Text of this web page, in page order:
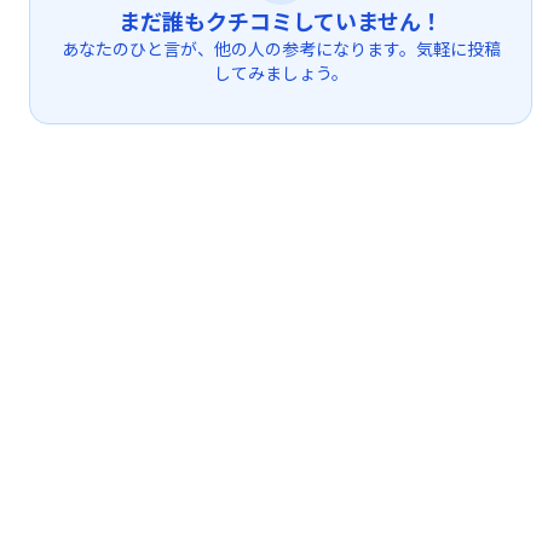
まだ誰もクチコミしていません！
あなたのひと言が、他の人の参考になります。気軽に投稿
してみましょう。